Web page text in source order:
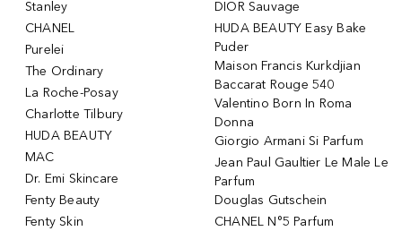
Stanley
CHANEL
Purelei
The Ordinary
La Roche-Posay
Charlotte Tilbury
HUDA BEAUTY
MAC
Dr. Emi Skincare
Fenty Beauty
Fenty Skin
DIOR Sauvage
HUDA BEAUTY Easy Bake
Puder
Maison Francis Kurkdjian
Baccarat Rouge 540
Valentino Born In Roma
Donna
Giorgio Armani Si Parfum
Jean Paul Gaultier Le Male Le
Parfum
Douglas Gutschein
CHANEL N°5 Parfum